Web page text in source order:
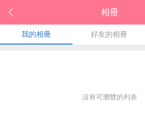
相冊
我的相冊 好友的相冊
沒有可瀏覽的列表